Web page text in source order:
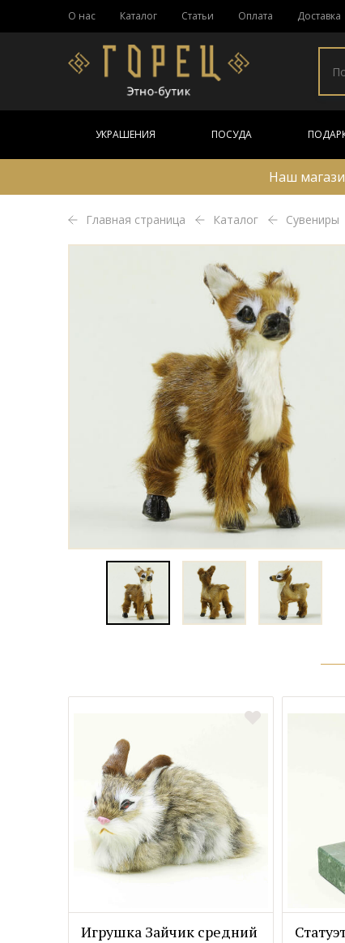
О нас Каталог Статьи Оплата Доставка
УКРАШЕНИЯ ПОСУДА
Наш
Главная страница Каталог Сувениры
Игрушка Зайчик средний